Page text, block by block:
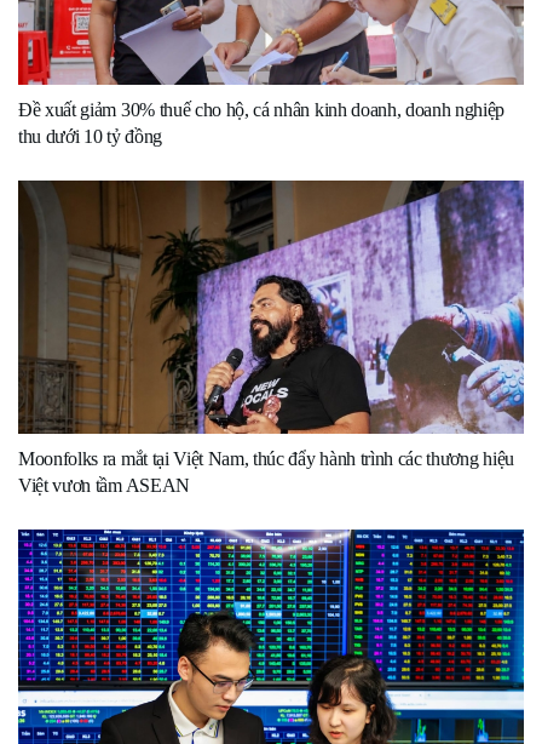
Đề xuất giảm 30% thuế cho hộ, cá nhân kinh doanh, doanh nghiệp
thu dưới 10 tỷ đồng
Moonfolks ra mắt tại Việt Nam, thúc đẩy hành trình các thương hiệu
Việt vươn tầm ASEAN